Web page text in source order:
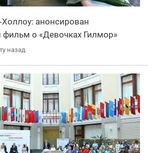
анонсирован
о «Девочках Гилмор»
назад